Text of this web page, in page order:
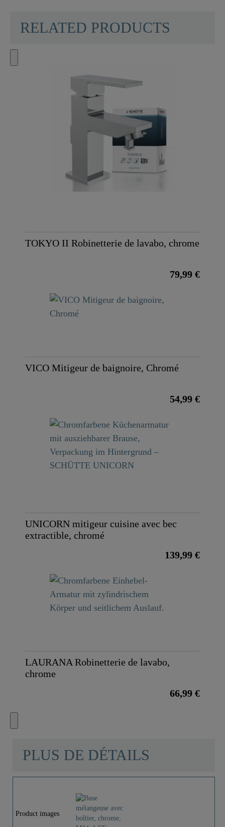
Matériau
Chromé
0,0 Kg
RELATED PRODUCTS
TOKYO II Robinetterie de lavabo, chrome
79,99 €
VICO Mitigeur de baignoire, Chromé
54,99 €
UNICORN mitigeur cuisine avec bec
extractible, chromé
139,99 €
LAURANA Robinetterie de lavabo,
chrome
66,99 €
PLUS DE DÉTAILS
Product images